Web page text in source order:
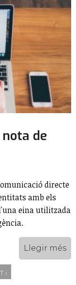
de
directe
amb els
eina utilitzada
Llegir més
›